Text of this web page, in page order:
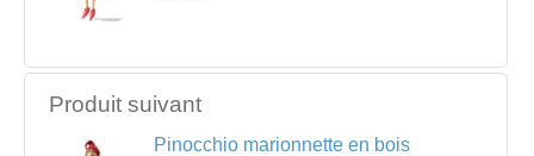
Produit suivant
Pinocchio marionnette en bois